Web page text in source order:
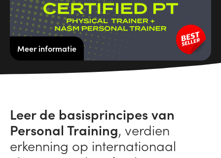
Meer informatie
Leer de basisprincipes van
Personal Training, verdien
erkenning op internationaal